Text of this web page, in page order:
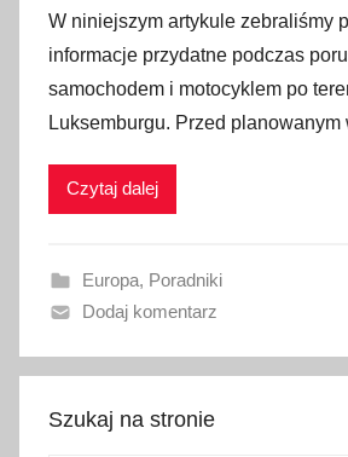
u
b
l
i
w
n
o
3
s
W niniejszym artykule zebraliśmy
informacje przydatne podczas
samochodem i motocyklem po
Luksemburgu. Przed
Czytaj dalej
Europa, Poradniki
Dodaj komentarz
Szukaj na stronie